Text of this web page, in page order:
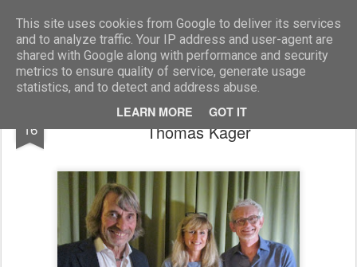
This site uses cookies from Google to deliver its services
and to analyze traffic. Your IP address and user-agent are
shared with Google along with performance and security
metrics to ensure quality of service, generate usage
statistics, and to detect and address abuse.
LEARN MORE GOT IT
Marcellino Radogna - Fotonotizie per la stampa
16
Hubert Messner con Valeria Trevisan e
Thomas Kager